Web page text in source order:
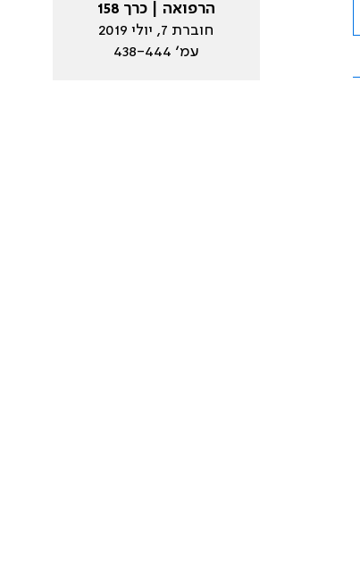
הרפואה | כרך 158
חוברת 7, יולי 2019
עמ׳ 438-444